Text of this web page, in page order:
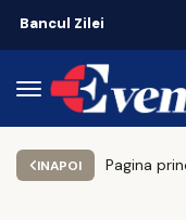
Bancul Zilei
INAPOI Pagina